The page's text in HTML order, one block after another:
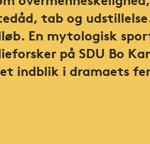
tab og
En mytologisk
på SDU Bo
indblik i dramaets